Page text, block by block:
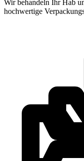
Wir behandeln Ihr Hab
hochwertige